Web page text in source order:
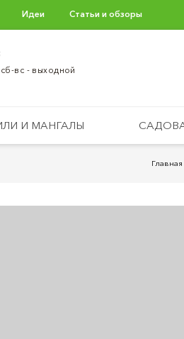
Идеи Статьи и обзоры
вс - выходной
И МАНГАЛЫ
Главная